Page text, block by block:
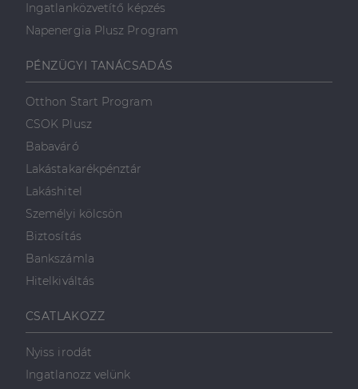
Ingatlanközvetítő képzés
Napenergia Plusz Program
PÉNZÜGYI TANÁCSADÁS
Otthon Start Program
CSOK Plusz
Babaváró
Lakástakarékpénztár
Lakáshitel
Személyi kölcsön
Biztosítás
Bankszámla
Hitelkiváltás
CSATLAKOZZ
Nyiss irodát
Ingatlanozz velünk